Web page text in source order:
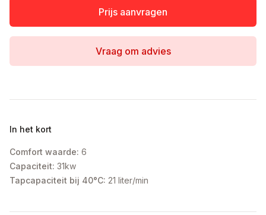
Prijs aanvragen
Vraag om advies
In het kort
Comfort waarde: 6
Capaciteit: 31kw
Tapcapaciteit bij 40°C: 21 liter/min